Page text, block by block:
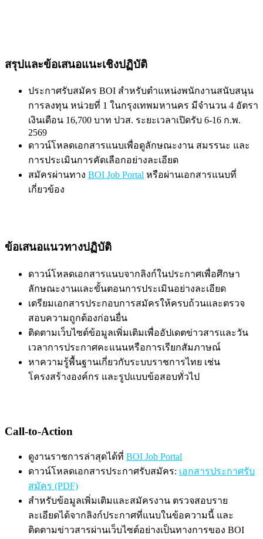
สรุปและข้อเสนอแนะเชิงปฏิบัติ
ประกาศรับสมัคร BOI สำหรับตำแหน่งพนักงานสนับสนุน
การลงทุน หน่วยที่ 1 ในกรุงเทพมหานคร มีจำนวน 4 อัตรา
เงินเดือน 16,700 บาท ปวส. ระยะเวลาเปิดรับ 6-16 ก.พ.
2569
ดาวน์โหลดเอกสารแนบเพื่อดูลักษณะงาน สมรรนะ และ
การประเมินการคัดเลือกอย่างละเอียด
สมัครผ่านทาง BOI Job Portal หรือผ่านเอกสารแนบที่
เกี่ยวข้อง
ข้อเสนอแนวทางปฏิบัติ
ดาวน์โหลดเอกสารแนบจากลิงก์ในประกาศเพื่อศึกษา
ลักษณะงานและขั้นตอนการประเมินอย่างละเอียด
เตรียมเอกสารประกอบการสมัครให้ครบถ้วนและตรวจ
สอบความถูกต้องก่อนยื่น
ติดตามเว็บไซต์ข้อมูลเพิ่มเติมเพื่ออัปเดตข่าวสารและวัน
เวลาการประกาศคะแนนหรือการเรียกสัมภาษณ์
หาความรู้พื้นฐานเกี่ยวกับระบบราชการไทย เช่น
โครงสร้างองค์กร และรูปแบบข้อสอบทั่วไป
Call-to-Action
ดูงานราชการล่าสุดได้ที่ BOI Job Portal
ดาวน์โหลดเอกสารประกาศรับสมัคร: เอกสารประกาศรับ
สมัคร (PDF)
สำหรับข้อมูลเพิ่มเติมและสมัครงาน ตรวจสอบราย
ละเอียดได้จากลิงก์ประกาศที่แนบในข้อความนี้ และ
ติดตามข่าวสารผ่านเว็บไซต์อย่างเป็นทางการของ BOI